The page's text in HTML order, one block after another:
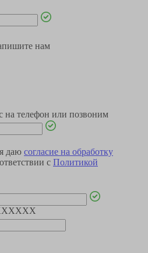
нам
телефон или позвоним
даю согласие на обработку
с Политикой